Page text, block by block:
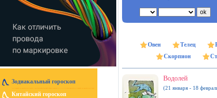
Зодиакальный гороскоп
Китайский гороскоп
Овен Телец
Скорпион
Водолей
(21 января - 18